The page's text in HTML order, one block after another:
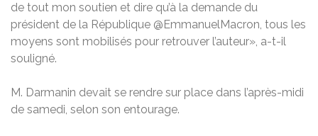
de tout mon soutien et dire qu’à la demande du
président de la République @EmmanuelMacron, tous les
moyens sont mobilisés pour retrouver l’auteur», a-t-il
souligné.
M. Darmanin devait se rendre sur place dans l’après-midi
de samedi, selon son entourage.